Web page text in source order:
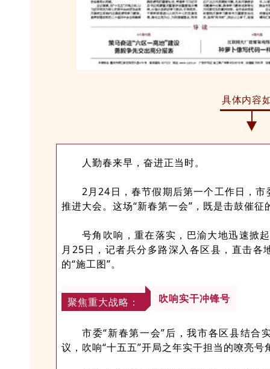
具体内容
人勤春来早，奋进正当时。
2月24日，春节假期后第一个工作日，
推进大会。这场“新春第一会”，既是击鼓催
号角吹响，重在落实，巴渝大地迅速掀
月25日，记者兵分多路深入各区县，直击
的“施工图”。
聚焦重大战略： 吹响实干冲锋号
市委“新春第一会”后，我市各区县结合
议，吹响“十五五”开局之年实干担当的嘹亮号